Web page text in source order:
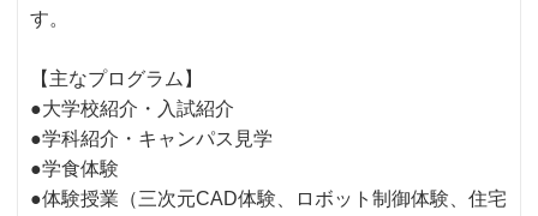
す。
【主なプログラム】
●大学校紹介・入試紹介
●学科紹介・キャンパス見学
●学食体験
●体験授業（三次元CAD体験、ロボット制御体験、住宅